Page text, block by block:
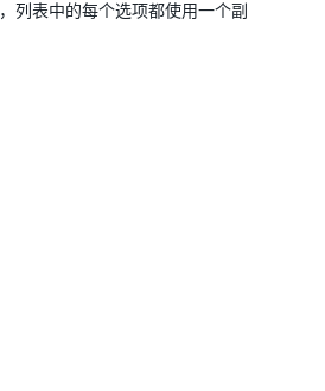
列表中的每个选项都使用一个副